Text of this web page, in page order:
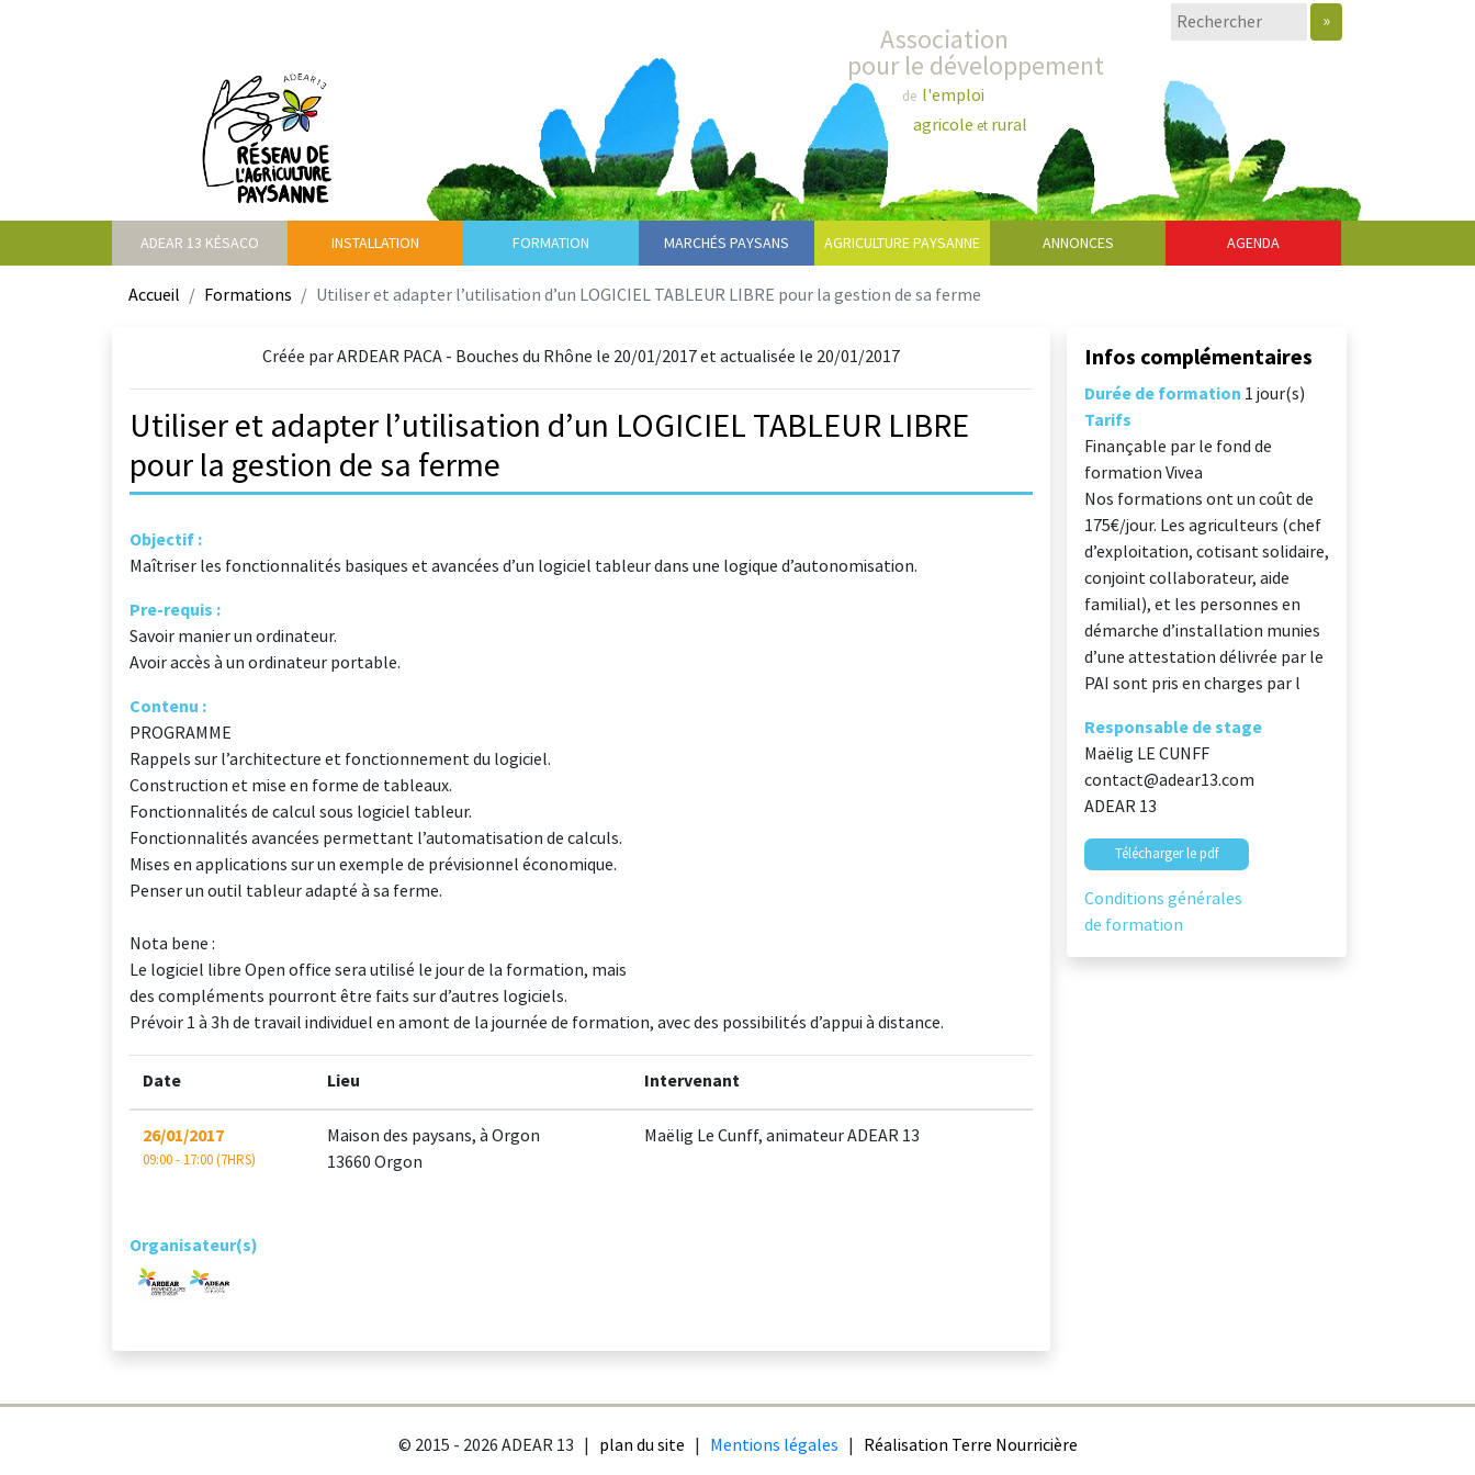
»
Association
pour le développement
de l'emploi
agricole etrural
ADEAR 13 KÉSACO INSTALLATION FORMATION MARCHÉS PAYSANS AGRICULTURE PAYSANNE ANNONCES AGENDA
Accueil Formations Utiliser et adapter l’utilisation d’un LOGICIEL TABLEUR LIBRE pour la gestion de sa ferme
Créée par ARDEAR PACA - Bouches du Rhône le 20/01/2017 et actualisée le 20/01/2017
Utiliser et adapter l’utilisation d’un LOGICIEL TABLEUR LIBRE
pour la gestion de sa ferme
Objectif :
Maîtriser les fonctionnalités basiques et avancées d’un logiciel tableur dans une logique d’autonomisation.
Pre-requis :
Savoir manier un ordinateur.
Avoir accès à un ordinateur portable.
Contenu :
PROGRAMME
Rappels sur l’architecture et fonctionnement du logiciel.
Construction et mise en forme de tableaux.
Fonctionnalités de calcul sous logiciel tableur.
Fonctionnalités avancées permettant l’automatisation de calculs.
Mises en applications sur un exemple de prévisionnel économique.
Penser un outil tableur adapté à sa ferme.
Nota bene :
Le logiciel libre Open office sera utilisé le jour de la formation, mais
des compléments pourront être faits sur d’autres logiciels.
Prévoir 1 à 3h de travail individuel en amont de la journée de formation, avec des possibilités d’appui à distance.
Date Lieu Intervenant
26/01/2017
09:00 - 17:00 (7HRS)
Maison des paysans, à Orgon
13660 Orgon
Maëlig Le Cunff, animateur ADEAR 13
Organisateur(s)
Infos complémentaires
Durée de formation 1 jour(s)
Tarifs
Finançable par le fond de
formation Vivea
Nos formations ont un coût de
175€/jour. Les agriculteurs (chef
d’exploitation, cotisant solidaire,
conjoint collaborateur, aide
familial), et les personnes en
démarche d’installation munies
d’une attestation délivrée par le
PAI sont pris en charges par l
Responsable de stage
Maëlig LE CUNFF
contact@adear13.com
ADEAR 13
Télécharger le pdf
Conditions générales
de formation
© 2015 - 2026 ADEAR 13 | plan du site Mentions légales Réalisation Terre Nourricière